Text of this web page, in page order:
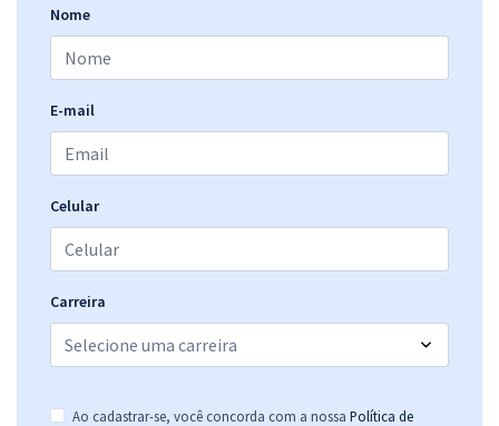
Nome
E-mail
Celular
Carreira
Ao cadastrar-se, você concorda com a nossa Política de